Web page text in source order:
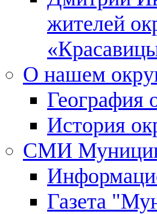
жителей
О нашем
География
История
СМИ
Газета